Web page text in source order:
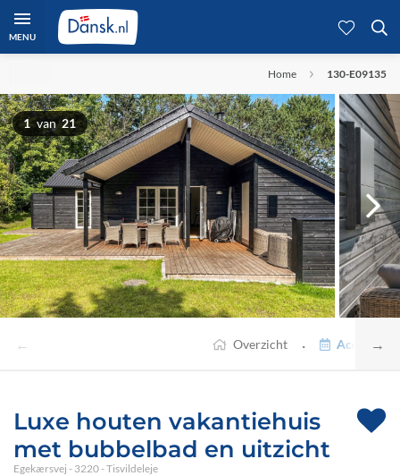
MENU
Home 130-E09135
1 van 21
← →
Overzicht ·
Luxe houten vakantiehuis
met bubbelbad en uitzicht
Egekærsvej - 3220 - Tisvildeleje